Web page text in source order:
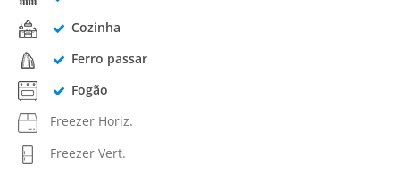
Cozinha
Ferro passar
Fogão
Freezer Horiz.
Freezer Vert.